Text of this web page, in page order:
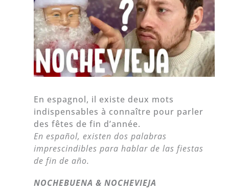
En espagnol, il existe deux mots
indispensables à connaître pour parler
des fêtes de fin d’année.
En español, existen dos palabras
imprescindibles para hablar de las fiestas
de fin de año.
NOCHEBUENA & NOCHEVIEJA